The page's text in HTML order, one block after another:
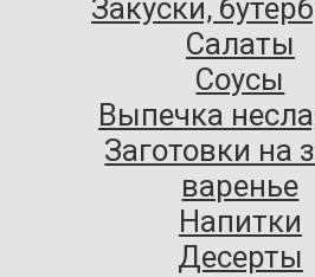
Закуски,
Салаты
Соусы
Выпечка
Заготовки на
варенье
Напитки
Десерты